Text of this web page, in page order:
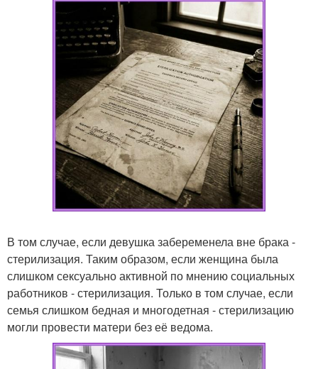
В том случае, если девушка забеременела вне брака -
стерилизация. Таким образом, если женщина была
слишком сексуально активной по мнению социальных
работников - стерилизация. Только в том случае, если
семья слишком бедная и многодетная - стерилизацию
могли провести матери без её ведома.